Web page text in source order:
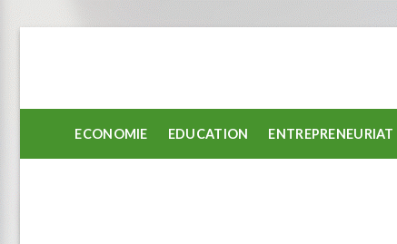
ECONOMIE EDUCATION ENTREPRENEURIAT